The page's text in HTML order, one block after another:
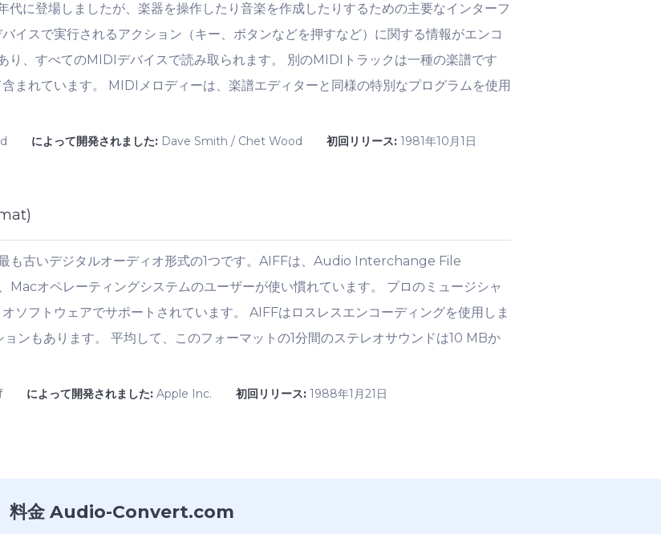
に登場しましたが、楽器を操作したり音楽を作成したりするための主要なインターフ
イスで実行されるアクション（キー、ボタンなどを押すなど）に関する情報がエンコ
り、すべてのMIDIデバイスで読み取られます。 別のMIDIトラックは一種の楽譜です
まれています。 MIDIメロディーは、楽譜エディターと同様の特別なプログラムを使用
によって開発されました: Dave Smith / Chet Wood 初回リリース: 1981年10月1日
も古いデジタルオーディオ形式の1つです。AIFFは、Audio Interchange File
オペレーティングシステムのユーザーが使い慣れています。 プロのミュージシャ
ソフトウェアでサポートされています。 AIFFはロスレスエンコーディングを使用しま
ンもあります。 平均して、このフォーマットの1分間のステレオサウンドは10 MBか
によって開発されました: Apple Inc. 初回リリース: 1988年1月21日
料金 Audio-Convert.com